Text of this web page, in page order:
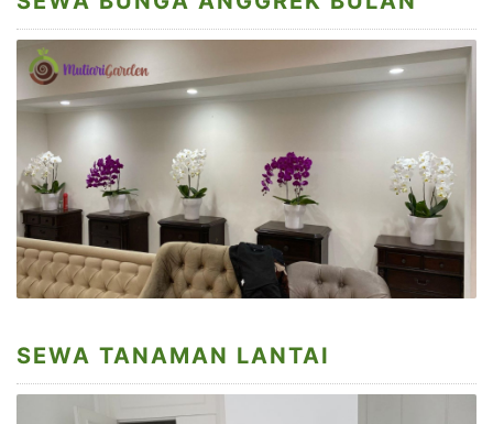
SEWA TANAMAN LANTAI